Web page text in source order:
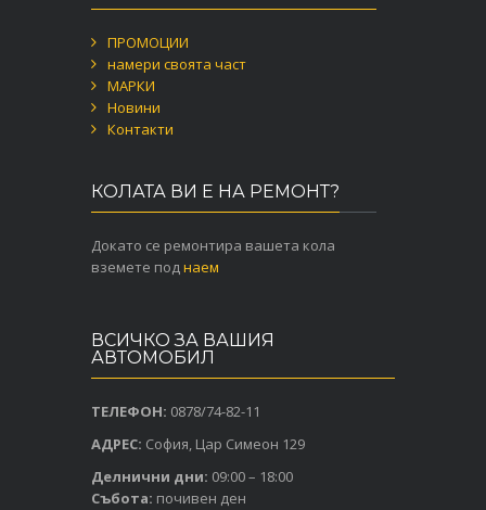
ПРОМОЦИИ
намери своята част
МАРКИ
Новини
Контакти
КОЛАТА ВИ Е НА РЕМОНТ?
Докато се ремонтира вашета кола
вземете поднаем
ВСИЧКО ЗА ВАШИЯ
АВТОМОБИЛ
ТЕЛЕФОН: 0878/74-82-11
АДРЕС: София, Цар Симеон 129
Делнични дни: 09:00 – 18:00
Събота: почивен ден